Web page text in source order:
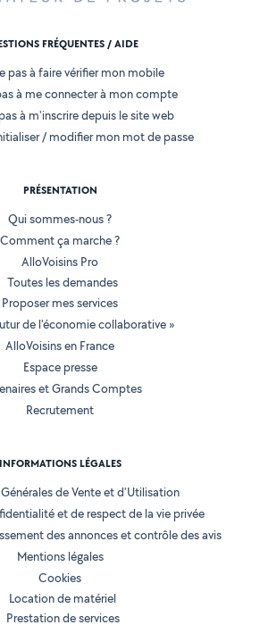
FRÉQUENTES / AIDE
pas à faire vérifier mon mobile
à me connecter à mon compte
à m'inscrire depuis le site web
/ modifier mon mot de passe
PRÉSENTATION
Qui sommes-nous ?
Comment ça marche ?
AlloVoisins Pro
Toutes les demandes
Proposer mes services
de l'économie collaborative »
AlloVoisins en France
Espace presse
et Grands Comptes
Recrutement
INFORMATIONS LÉGALES
de Vente et d'Utilisation
et de respect de la vie privée
des annonces et contrôle des avis
Mentions légales
Cookies
Location de matériel
Prestation de services